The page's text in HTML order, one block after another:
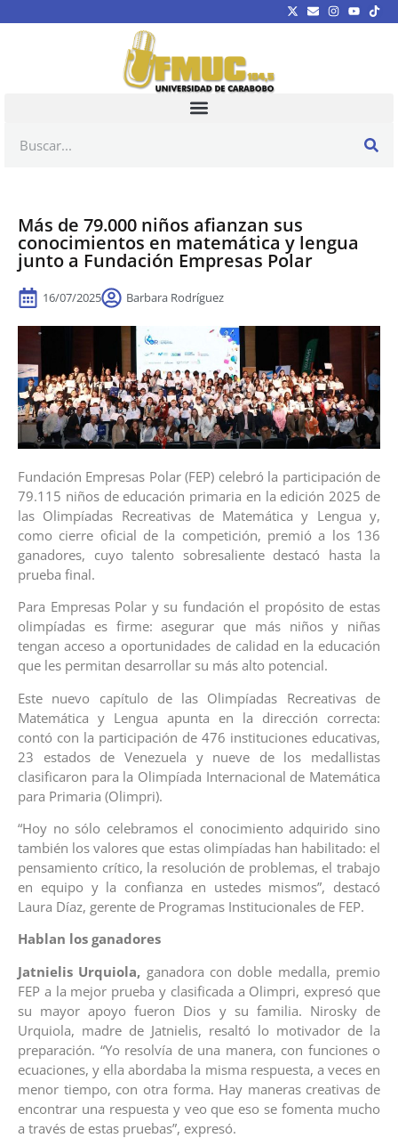
Más de 79.000 niños afianzan sus
conocimientos en matemática y lengua
junto a Fundación Empresas Polar
16/07/2025 Barbara Rodríguez
Fundación Empresas Polar (FEP) celebró la participación de
79.115 niños de educación primaria en la edición 2025 de
las Olimpíadas Recreativas de Matemática y Lengua y,
como cierre oficial de la competición, premió a los 136
ganadores, cuyo talento sobresaliente destacó hasta la
prueba final.
Para Empresas Polar y su fundación el propósito de estas
olimpíadas es firme: asegurar que más niños y niñas
tengan acceso a oportunidades de calidad en la educación
que les permitan desarrollar su más alto potencial.
Este nuevo capítulo de las Olimpíadas Recreativas de
Matemática y Lengua apunta en la dirección correcta:
contó con la participación de 476 instituciones educativas,
23 estados de Venezuela y nueve de los medallistas
clasificaron para la Olimpíada Internacional de Matemática
para Primaria (Olimpri).
“Hoy no sólo celebramos el conocimiento adquirido sino
también los valores que estas olimpíadas han habilitado: el
pensamiento crítico, la resolución de problemas, el trabajo
en equipo y la confianza en ustedes mismos”, destacó
Laura Díaz, gerente de Programas Institucionales de FEP.
Hablan los ganadores
Jatnielis Urquiola, ganadora con doble medalla, premio
FEP a la mejor prueba y clasificada a Olimpri, expresó que
su mayor apoyo fueron Dios y su familia. Nirosky de
Urquiola, madre de Jatnielis, resaltó lo motivador de la
preparación. “Yo resolvía de una manera, con funciones o
ecuaciones, y ella abordaba la misma respuesta, a veces en
menor tiempo, con otra forma. Hay maneras creativas de
encontrar una respuesta y veo que eso se fomenta mucho
a través de estas pruebas”, expresó.